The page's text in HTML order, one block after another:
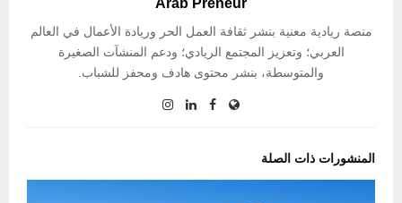
Arab Preneur
منصة ريادية معنية بنشر ثقافة العمل الحر وريادة الأعمال في العالم
العربي؛ وتعزيز المجتمع الريادي؛ ودعم المنشآت الصغيرة
والمتوسطة، بنشر محتوى هادف ومحفز للشباب.
المنشورات ذات الصلة